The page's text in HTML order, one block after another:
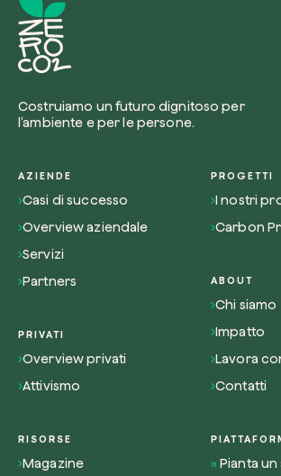
Costruiamo un futuro dignitoso per
l’ambiente e per le persone.
AZIENDE
Casi di successo
Overview aziendale
Servizi
Partners
PRIVATI
Overview privati
Attivismo
PROGETTI
I nostri
Carbon
ABOUT
Chi siamo
Impatto
Lavora
Contatti
RISORSE
Magazine
Pianta